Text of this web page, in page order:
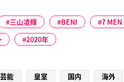
三山凌輝 BENI 7 MEN
2020年
芸能 皇室 国内 海外